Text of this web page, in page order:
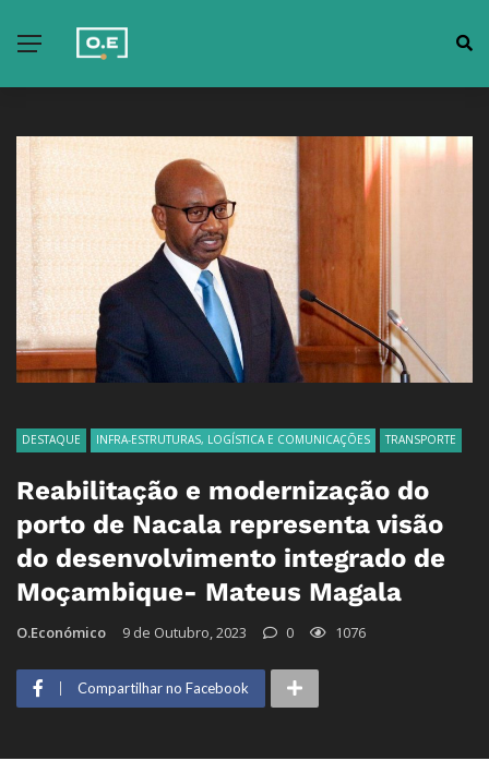
DESTAQUE INFRA-ESTRUTURAS, LOGÍSTICA E COMUNICAÇÕES TRANSPORTE
Reabilitação e modernização do
porto de Nacala representa visão
do desenvolvimento integrado de
Moçambique- Mateus Magala
O.Económico 9 de Outubro, 2023 0 1076
Compartilhar no Facebook